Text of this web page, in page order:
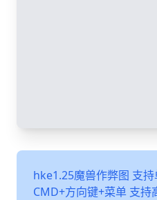
hke1.25魔兽作弊图 支
CMD+方向键+菜单 支持